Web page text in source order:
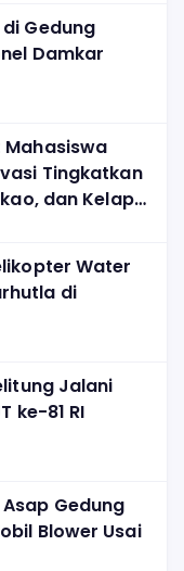
Gedung
Damkar
Mahasiswa
Tingkatkan
dan Kelapa
Water
di
Jalani
ke-81 RI
Gedung
Blower Usai